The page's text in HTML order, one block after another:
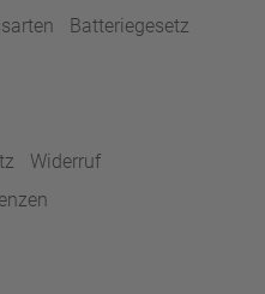
Batteriegesetz
Widerruf